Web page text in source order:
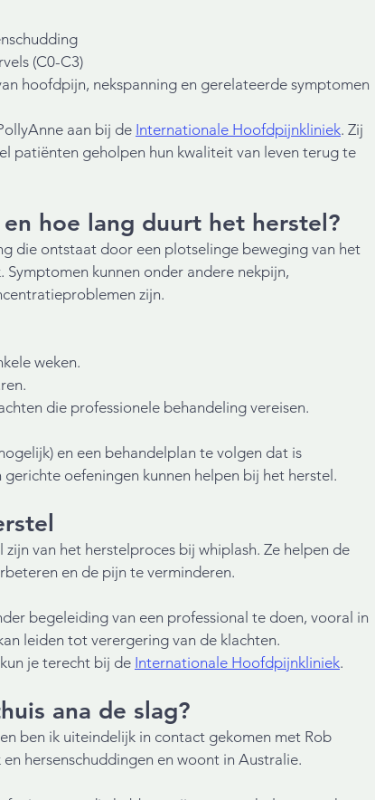
(C0-C3)
hoofdpijn, nekspanning en gerelateerde symptomen
aan bij de Internationale Hoofdpijnkliniek. Zij
patiënten geholpen hun kwaliteit van leven terug te
hoe lang duurt het herstel?
die ontstaat door een plotselinge beweging van het
Symptomen kunnen onder andere nekpijn,
zijn.
weken.
die professionele behandeling vereisen.
en een behandelplan te volgen dat is
oefeningen kunnen helpen bij het herstel.
van het herstelproces bij whiplash. Ze helpen de
en de pijn te verminderen.
begeleiding van een professional te doen, vooral in
leiden tot verergering van de klachten.
je terecht bij de Internationale Hoofdpijnkliniek.
ana de slag?
ben ik uiteindelijk in contact gekomen met Rob
hersenschuddingen en woont in Australie.